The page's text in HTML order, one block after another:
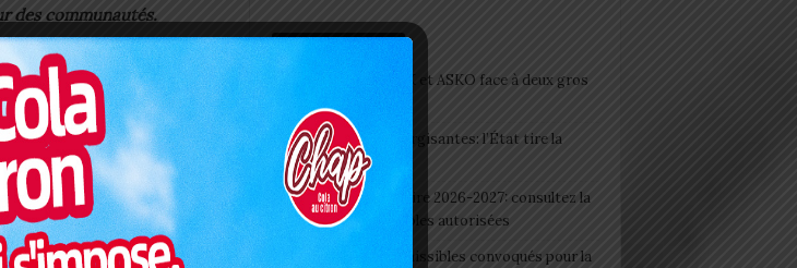
des communautés.
numériques,
radios de la région des
Courtoisie, Bark, Nafa,
toucher les populations
Togo
Articles récents
Interclubs CAF: ASCK et ASKO face à deux gros
morceaux
Togo/ Boissons énergisantes: l’État tire la
sonnette d’alarme
Togo/ Rentrée scolaire 2026-2027: consultez la
liste officielle des écoles autorisées
ESSAL 2026 : les admissibles convoqués pour la